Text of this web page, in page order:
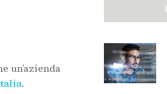
un’azienda
.